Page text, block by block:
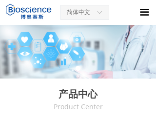
끀
ꀅ
简体中文
产品中心
Product Center